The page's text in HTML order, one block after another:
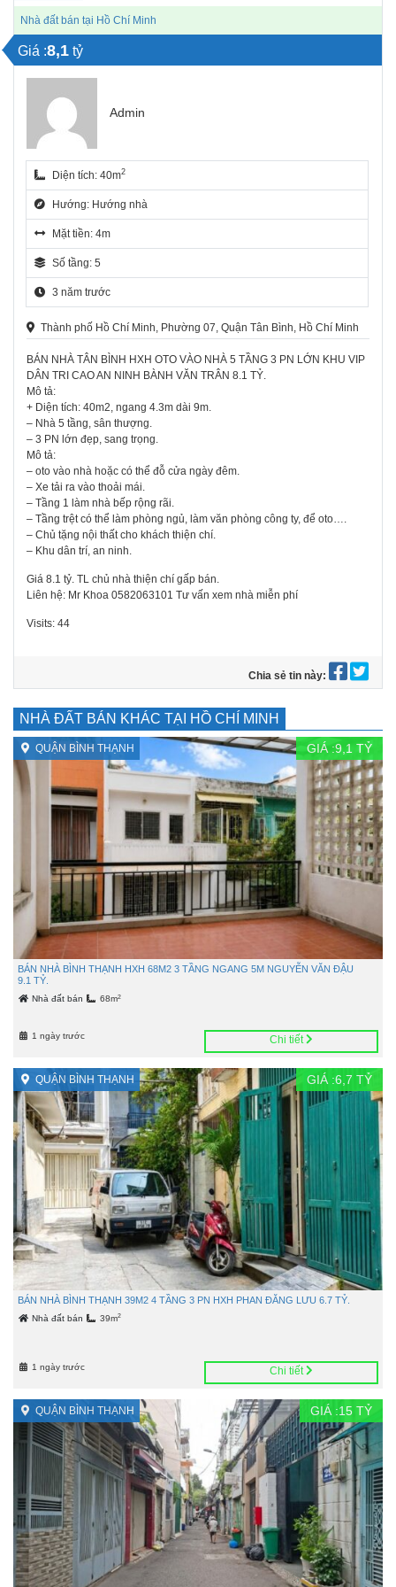
Nhà đất bán tại Hồ Chí Minh
Giá :8,1 tỷ
Admin
Diện tích: 40m2
Hướng: Hướng nhà
Mặt tiền: 4m
Số tầng: 5
3 năm trước
Thành phố Hồ Chí Minh, Phường 07, Quận Tân Bình, Hồ Chí Minh
BÁN NHÀ TÂN BÌNH HXH OTO VÀO NHÀ 5 TẦNG 3 PN LỚN KHU VIP
DÂN TRI CAO AN NINH BÀNH VĂN TRÂN 8.1 TỶ.
Mô tả:
+ Diện tích: 40m2, ngang 4.3m dài 9m.
– Nhà 5 tầng, sân thượng.
– 3 PN lớn đẹp, sang trọng.
Mô tả:
– oto vào nhà hoặc có thể đỗ cửa ngày đêm.
– Xe tải ra vào thoải mái.
– Tầng 1 làm nhà bếp rộng rãi.
– Tầng trệt có thể làm phòng ngủ, làm văn phòng công ty, để oto….
– Chủ tặng nội thất cho khách thiện chí.
– Khu dân trí, an ninh.
Giá 8.1 tỷ. TL chủ nhà thiện chí gấp bán.
Liên hệ: Mr Khoa 0582063101 Tư vấn xem nhà miễn phí
Visits: 44
Chia sẻ tin này:
NHÀ ĐẤT BÁN KHÁC TẠI HỒ CHÍ MINH
QUẬN BÌNH THẠNH GIÁ :9,1 TỶ
BÁN NHÀ BÌNH THẠNH HXH 68M2 3 TẦNG NGANG 5M NGUYỄN VĂN ĐẬU
9.1 TỶ.
Nhà đất bán 68m2
1 ngày trước Chi tiết
QUẬN BÌNH THẠNH GIÁ :6,7 TỶ
BÁN NHÀ BÌNH THẠNH 39M2 4 TẦNG 3 PN HXH PHAN ĐĂNG LƯU 6.7 TỶ.
Nhà đất bán 39m2
1 ngày trước Chi tiết
QUẬN BÌNH THẠNH GIÁ :15 TỶ